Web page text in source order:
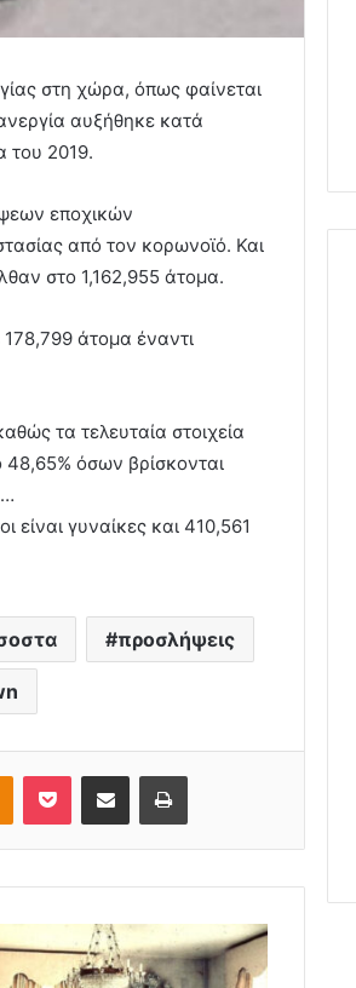
στη χώρα, όπως φαίνεται
αυξήθηκε κατά
του 2019.
εποχικών
από τον κορωνοϊό. Και
στο 1,162,955 άτομα.
άτομα έναντι
τα τελευταία στοιχεία
48,65% όσων βρίσκονται
είναι γυναίκες και 410,561
προσλήψεις